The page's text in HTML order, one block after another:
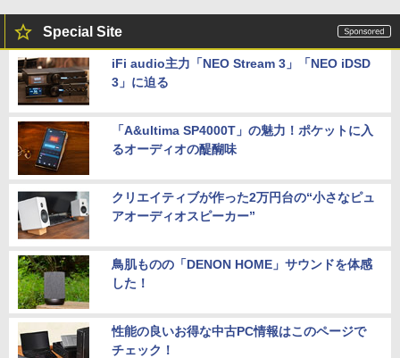
Special Site
iFi audio主力「NEO Stream 3」「NEO iDSD
3」に迫る
「A&ultima SP4000T」の魅力！ポケットに入
るオーディオの醍醐味
クリエイティブが作った2万円台の“小さなピュ
アオーディオスピーカー”
鳥肌ものの「DENON HOME」サウンドを体感
した！
性能の良いお得な中古PC情報はこのページで
チェック！